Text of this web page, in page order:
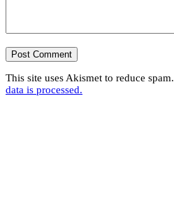
This site uses Akismet to reduce spam.
data is processed.